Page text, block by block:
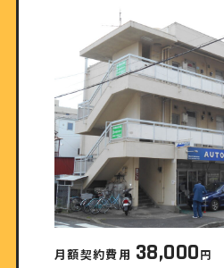
月額契約費用 38,000円